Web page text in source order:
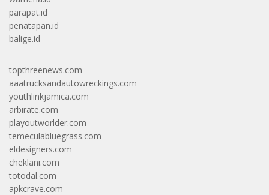
parapat.id
penatapan.id
balige.id
topthreenews.com
aaatrucksandautowreckings.com
youthlinkjamica.com
arbirate.com
playoutworlder.com
temeculabluegrass.com
eldesigners.com
cheklani.com
totodal.com
apkcrave.com